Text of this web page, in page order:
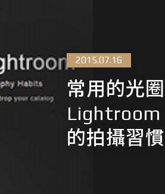
2015.07.16
常用的光
Lightroom
的拍攝習慣